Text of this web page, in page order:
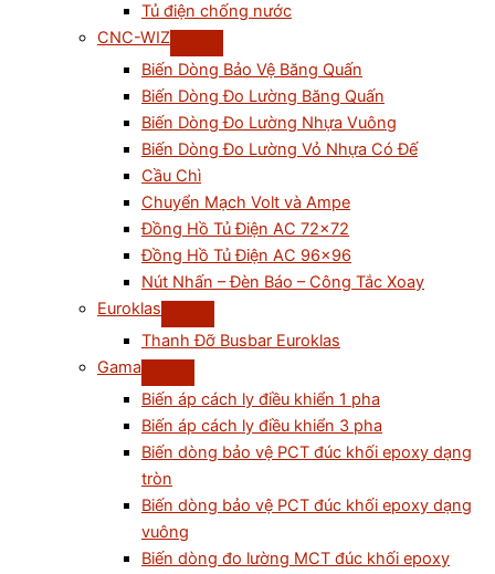
Tủ điện chống nước
CNC-WIZ
Biến Dòng Bảo Vệ Băng Quấn
Biến Dòng Đo Lường Băng Quấn
Biến Dòng Đo Lường Nhựa Vuông
Biến Dòng Đo Lường Vỏ Nhựa Có Đế
Cầu Chì
Chuyển Mạch Volt và Ampe
Đồng Hồ Tủ Điện AC 72×72
Đồng Hồ Tủ Điện AC 96×96
Nút Nhấn – Đèn Báo – Công Tắc Xoay
Euroklas
Thanh Đỡ Busbar Euroklas
Gama
Biến áp cách ly điều khiển 1 pha
Biến áp cách ly điều khiển 3 pha
Biến dòng bảo vệ PCT đúc khối epoxy dạng
tròn
Biến dòng bảo vệ PCT đúc khối epoxy dạng
vuông
Biến dòng đo lường MCT đúc khối epoxy